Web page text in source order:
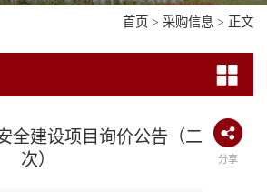
首页 > 采购信息 > 正文
全建设项目询价公告（二
次）
分享